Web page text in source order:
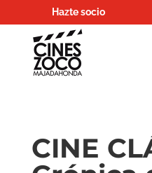
Hazte socio
CINE